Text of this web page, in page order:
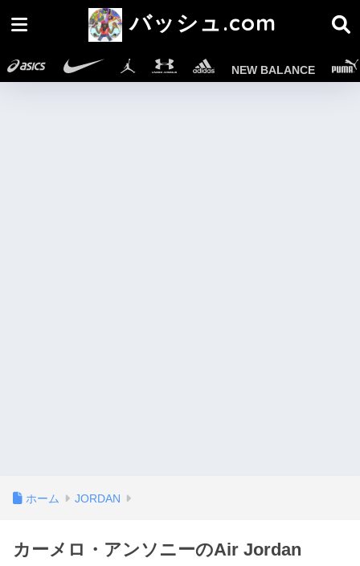
バッシュ.com
NEW BALANCE
ホーム JORDAN
カーメロ・アンソニーのAir Jordan